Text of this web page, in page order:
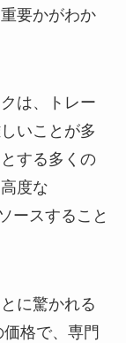
要かがわか
は、トレー
いことが多
する多くの
度な
ースすること
に驚かれる
格で、専門